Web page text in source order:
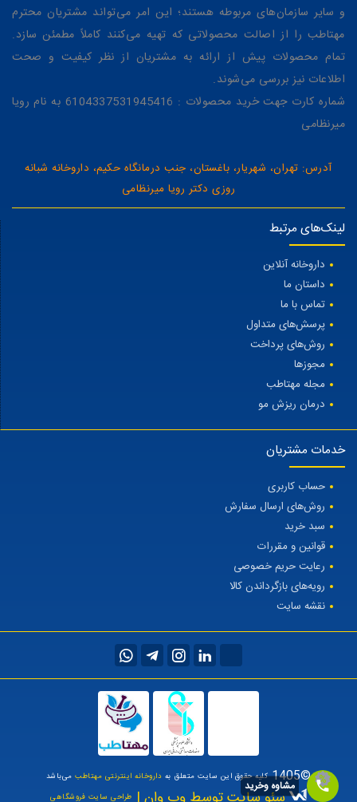
و سایر سازمان‌های مربوطه هستند؛ این امر می‌تواند مشتریان محترم
مهتاطب را از اصالت محصولاتی که تهیه می‌کنند کاملاً مطمئن سازد.
تمام محصولات پیش از ارائه به مشتریان از نظر کیفیت و صحت
اطلاعات نیز بررسی می‌شوند.
شماره کارت جهت خرید محصولات : 6104337531945416 به نام رویا
میرنظامی
آدرس: تهران، شهریار، باغستان، جنب درمانگاه حکیم، داروخانه شبانه
روزی دکتر رویا میرنظامی
لینک‌های مرتبط
داروخانه آنلاین
داستان ما
تماس با ما
پرسش‌های متداول
روش‌های پرداخت
مجوزها
مجله مهتاطب
درمان ریزش مو
خدمات مشتریان
حساب کاربری
روش‌های ارسال سفارش
سبد خرید
قوانین و مقررات
رعایت حریم خصوصی
رویه‌های بازگرداندن کالا
نقشه سایت
©1405 کلیه حقوق این سایت متعلق به داروخانه اینترنتی مهتاطبمی‌باشد
طراحی سایت فروشگاهی
مشاوه وخرید